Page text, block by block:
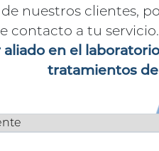
nuestros clientes,
contacto a tu
aliado en el
tratamientos